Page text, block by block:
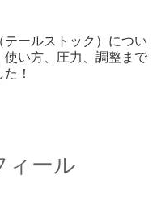
テールストック）につい
使い方、圧力、調整まで
！
ィール